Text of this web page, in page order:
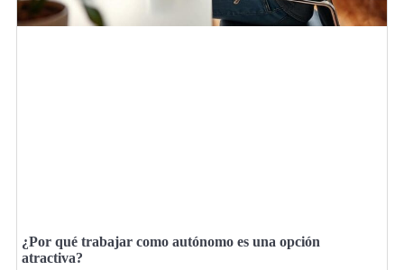
¿Por qué trabajar como autónomo es una opción
atractiva?